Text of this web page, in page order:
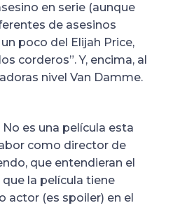
en serie (aunque
de asesinos
poco del Elijah Price,
corderos”. Y, encima, al
nivel Van Damme.
es una película esta
como director de
que entendieran el
la película tiene
actor (es spoiler) en el